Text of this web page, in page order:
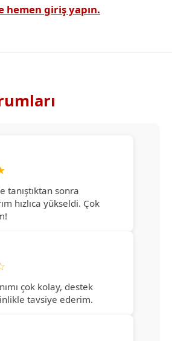
hemen giriş yapın.
tanıştıktan sonra
hızlıca yükseldi. Çok
çok kolay, destek
tavsiye ederim.